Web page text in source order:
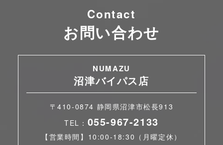
Contact
お問い合わせ
NUMAZU
沼津バイパス店
〒410-0874 静岡県沼津市松長913
TEL： 055-967-2133
【営業時間】10:00-18:30（月曜定休）